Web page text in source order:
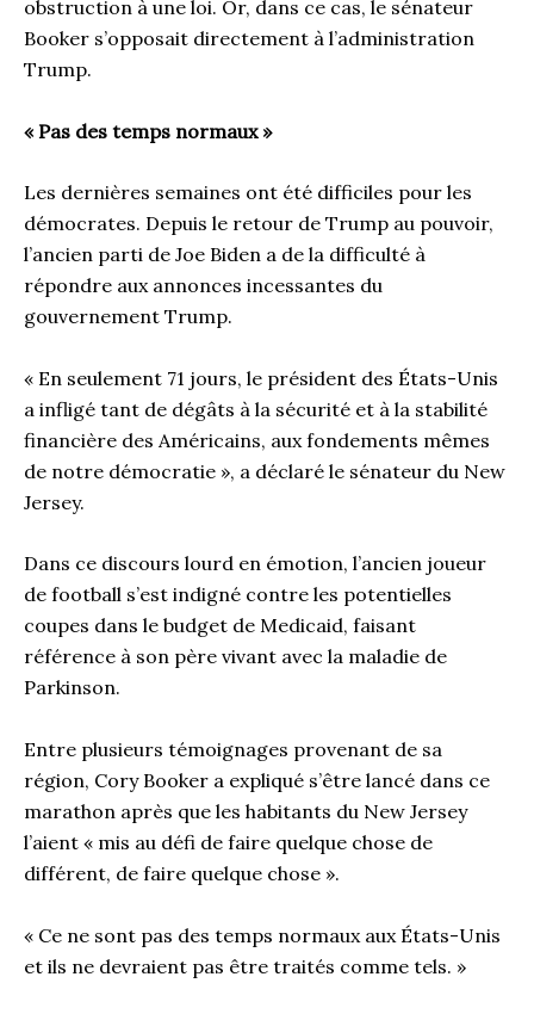
obstruction à une loi. Or, dans ce cas, le sénateur
Booker s’opposait directement à l’administration
Trump.
« Pas des temps normaux »
Les dernières semaines ont été difficiles pour les
démocrates. Depuis le retour de Trump au pouvoir,
l’ancien parti de Joe Biden a de la difficulté à
répondre aux annonces incessantes du
gouvernement Trump.
« En seulement 71 jours, le président des États-Unis
a infligé tant de dégâts à la sécurité et à la stabilité
financière des Américains, aux fondements mêmes
de notre démocratie », a déclaré le sénateur du New
Jersey.
Dans ce discours lourd en émotion, l’ancien joueur
de football s’est indigné contre les potentielles
coupes dans le budget de Medicaid, faisant
référence à son père vivant avec la maladie de
Parkinson.
Entre plusieurs témoignages provenant de sa
région, Cory Booker a expliqué s’être lancé dans ce
marathon après que les habitants du New Jersey
l’aient « mis au défi de faire quelque chose de
différent, de faire quelque chose ».
« Ce ne sont pas des temps normaux aux États-Unis
et ils ne devraient pas être traités comme tels. »